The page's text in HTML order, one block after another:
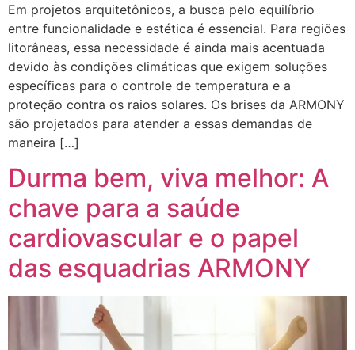
Em projetos arquitetônicos, a busca pelo equilíbrio
entre funcionalidade e estética é essencial. Para regiões
litorâneas, essa necessidade é ainda mais acentuada
devido às condições climáticas que exigem soluções
específicas para o controle de temperatura e a
proteção contra os raios solares. Os brises da ARMONY
são projetados para atender a essas demandas de
maneira […]
Durma bem, viva melhor: A
chave para a saúde
cardiovascular e o papel
das esquadrias ARMONY